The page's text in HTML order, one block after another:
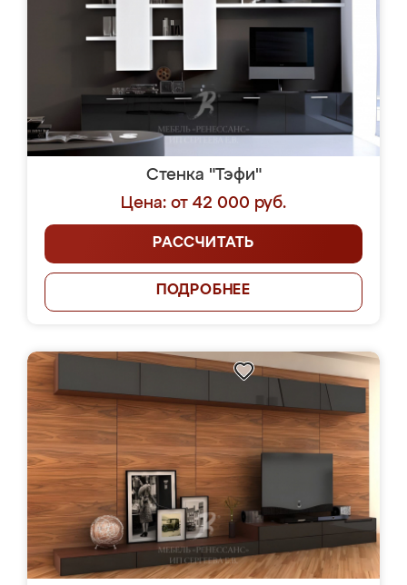
Стенка "Тэфи"
Цена: от 42 000 руб.
РАССЧИТАТЬ
ПОДРОБНЕЕ